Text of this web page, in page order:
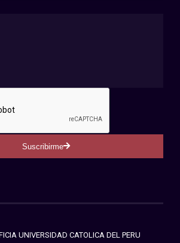
Suscribirme
UNIVERSIDAD CATOLICA DEL PERU